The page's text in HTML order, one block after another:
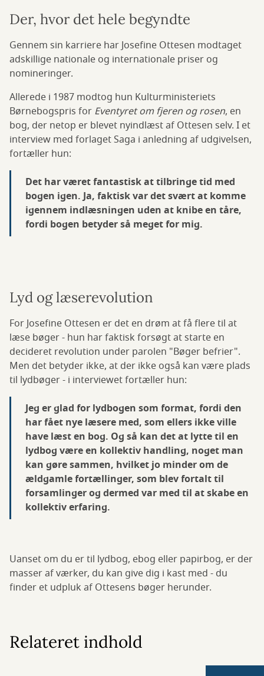
Der, hvor det hele begyndte
Gennem sin karriere har Josefine Ottesen modtaget
adskillige nationale og internationale priser og
nomineringer.
Allerede i 1987 modtog hun Kulturministeriets
Børnebogspris for Eventyret om fjeren og rosen, en
bog, der netop er blevet nyindlæst af Ottesen selv. I et
interview med forlaget Saga i anledning af udgivelsen,
fortæller hun:
Det har været fantastisk at tilbringe tid med
bogen igen. Ja, faktisk var det svært at komme
igennem indlæsningen uden at knibe en tåre,
fordi bogen betyder så meget for mig.
Lyd og læserevolution
For Josefine Ottesen er det en drøm at få flere til at
læse bøger - hun har faktisk forsøgt at starte en
decideret revolution under parolen "Bøger befrier".
Men det betyder ikke, at der ikke også kan være plads
til lydbøger - i interviewet fortæller hun:
Jeg er glad for lydbogen som format, fordi den
har fået nye læsere med, som ellers ikke ville
have læst en bog. Og så kan det at lytte til en
lydbog være en kollektiv handling, noget man
kan gøre sammen, hvilket jo minder om de
ældgamle fortællinger, som blev fortalt til
forsamlinger og dermed var med til at skabe en
kollektiv erfaring.
Uanset om du er til lydbog, ebog eller papirbog, er der
masser af værker, du kan give dig i kast med - du
finder et udpluk af Ottesens bøger herunder.
Relateret indhold